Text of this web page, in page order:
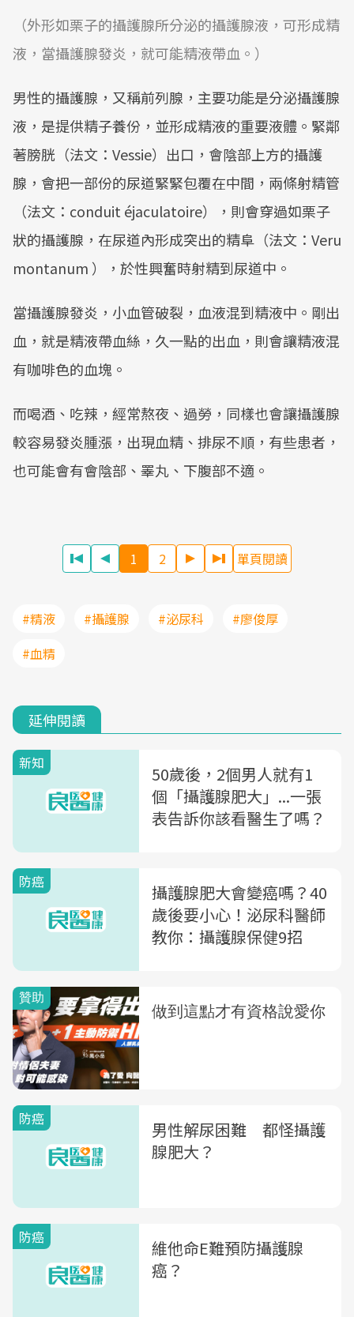
（外形如栗子的攝護腺所分泌的攝護腺液，可形成精
液，當攝護腺發炎，就可能精液帶血。 ）
男性的攝護腺，又稱前列腺，主要功能是分泌攝護腺
液，是提供精子養份，並形成精液的重要液體。緊鄰
著膀胱（法文：Vessie）出口，會陰部上方的攝護
腺，會把一部份的尿道緊緊包覆在中間，兩條射精管
（法文：conduit éjaculatoire），則會穿過如栗子
狀的攝護腺，在尿道內形成突出的精阜（法文：Veru
montanum ），於性興奮時射精到尿道中。
當攝護腺發炎，小血管破裂，血液混到精液中。剛出
血，就是精液帶血絲，久一點的出血，則會讓精液混
有咖啡色的血塊。
而喝酒、吃辣，經常熬夜、過勞，同樣也會讓攝護腺
較容易發炎腫漲，出現血精、排尿不順，有些患者，
也可能會有會陰部、睪丸、下腹部不適。
1 2 單頁閱讀
#精液 #攝護腺 #泌尿科
#廖俊厚
#血精
延伸閱讀
新知
50歲後，2個男人就有1
個「攝護腺肥大」...一張
表告訴你該看醫生了嗎？
防癌
攝護腺肥大會變癌嗎？40
歲後要小心！泌尿科醫師
教你：攝護腺保健9招
防癌
男性解尿困難 都怪攝護
腺肥大？
防癌
維他命E難預防攝護腺
癌？